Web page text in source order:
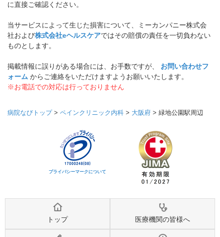
に直接ご確認ください。
当サービスによって生じた損害について、ミーカンパニー株式会
社および株式会社eヘルスケアではその賠償の責任を一切負わない
ものとします。
掲載情報に誤りがある場合には、お手数ですが、 お問い合わせフ
ォーム からご連絡をいただけますようお願いいたします。
※お電話での対応は行っておりません
病院なびトップ> ペインクリニック内科 > 大阪府 > 緑地公園駅周辺
プライバシーマークについて
トップ 医療機関の皆様へ